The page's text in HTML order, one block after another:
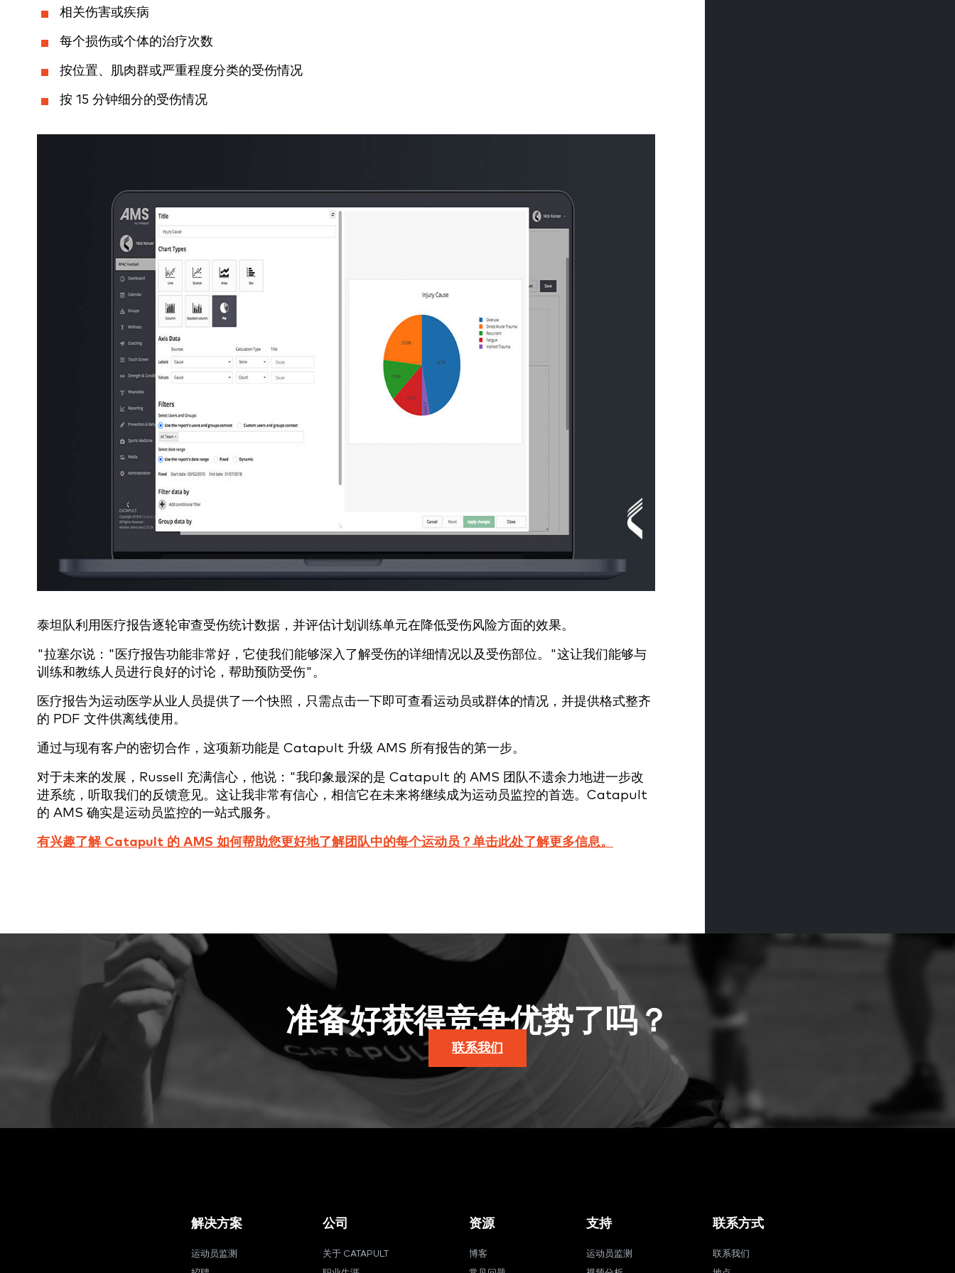
相关伤害或疾病
每个损伤或个体的治疗次数
按位置、肌肉群或严重程度分类的受伤情况
按 15 分钟细分的受伤情况
泰坦队利用医疗报告逐轮审查受伤统计数据，并评估计划训练单元在降低受伤风险方面的效果。
"拉塞尔说："医疗报告功能非常好，它使我们能够深入了解受伤的详细情况以及受伤部位。"这让我们能够与
训练和教练人员进行良好的讨论，帮助预防受伤"。
医疗报告为运动医学从业人员提供了一个快照，只需点击一下即可查看运动员或群体的情况，并提供格式整齐
的 PDF 文件供离线使用。
通过与现有客户的密切合作，这项新功能是 Catapult 升级 AMS 所有报告的第一步。
对于未来的发展，Russell 充满信心，他说："我印象最深的是 Catapult 的 AMS 团队不遗余力地进一步改
进系统，听取我们的反馈意见。这让我非常有信心，相信它在未来将继续成为运动员监控的首选。Catapult
的 AMS 确实是运动员监控的一站式服务。
有兴趣了解 Catapult 的 AMS 如何帮助您更好地了解团队中的每个运动员？单击此处了解更多信息。
准备好获得竞争优势了吗？
联系我们
解决方案
运动员监测
公司
关于 CATAPULT
资源
博客
支持
运动员监测
联系方式
联系我们